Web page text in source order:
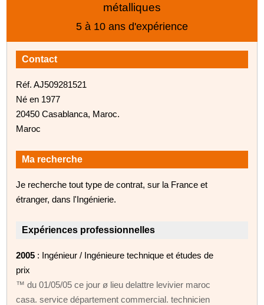
métalliques
5 à 10 ans d'expérience
Contact
Réf. AJ509281521
Né en 1977
20450 Casablanca, Maroc.
Maroc
Ma recherche
Je recherche tout type de contrat, sur la France et
étranger, dans l'Ingénierie.
Expériences professionnelles
2005 : Ingénieur / Ingénieure technique et études de
prix
™ du 01/05/05 ce jour ø lieu delattre levivier maroc
casa. service département commercial. technicien